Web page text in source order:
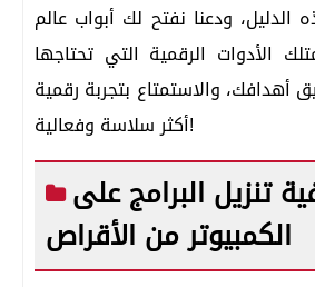
ودعنا نفتح لك أبواب عالم
الأدوات الرقمية التي تحتاجها
أهدافك، والاستمتاع بتجربة رقمية
أكثر سلاسة وفعالية!
تنزيل البرامج على
الكمبيوتر من الأقراص